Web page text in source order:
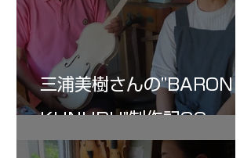
三浦美樹さんの”BARON・
KUNUPU"制作記32